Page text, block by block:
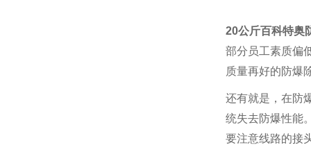
20公斤百科特奥
部分员工素质偏
质量再好的防爆
还有就是，在防
统失去防爆性能
要注意线路的接